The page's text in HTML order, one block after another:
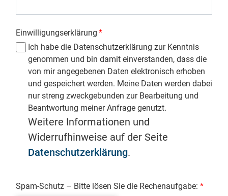
Einwilligungserklärung *
Ich habe die Datenschutzerklärung zur Kenntnis
genommen und bin damit einverstanden, dass die
von mir angegebenen Daten elektronisch erhoben
und gespeichert werden. Meine Daten werden dabei
nur streng zweckgebunden zur Bearbeitung und
Beantwortung meiner Anfrage genutzt.
Weitere Informationen und
Widerrufhinweise auf der Seite
Datenschutzerklärung.
Spam-Schutz – Bitte lösen Sie die Rechenaufgabe: